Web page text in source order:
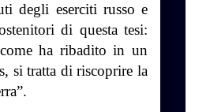
degli eserciti russo e
di questa tesi:
ha ribadito in un
si tratta di riscoprire la